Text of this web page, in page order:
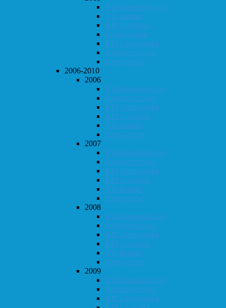
Klubbmesterskapet
Vår-konrad
KM i lynsjakk
Dobbeltsjakk
KM i hurtigsjakk
Høstturneringen
Høst-konrad
2006-2010
2006
Klubbmesterskapet
Høstturneringen
KM i hurtigsjakk
KM i lynsjakk
Vår-konrad
Høst-konrad
2007
Klubbmesterskapet
Høstturneringen
KM i hurtigsjakk
KM i lynsjakk
Vår-konrad
Høst-konrad
2008
Klubbmesterskapet
Høstturneringen
KM i hurtigsjakk
KM i lynsjakk
Vår-konrad
Høst-konrad
2009
Klubbmesterskapet
Høstturneringen
KM i hurtigsjakk